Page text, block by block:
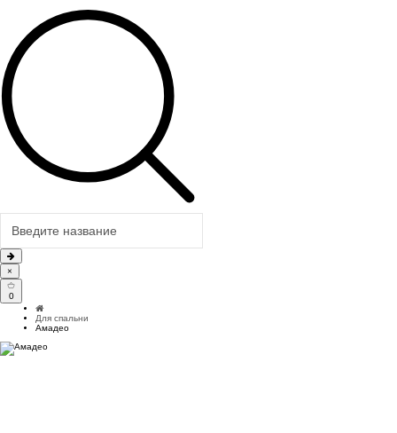
×
0
Для спальни
Амадео